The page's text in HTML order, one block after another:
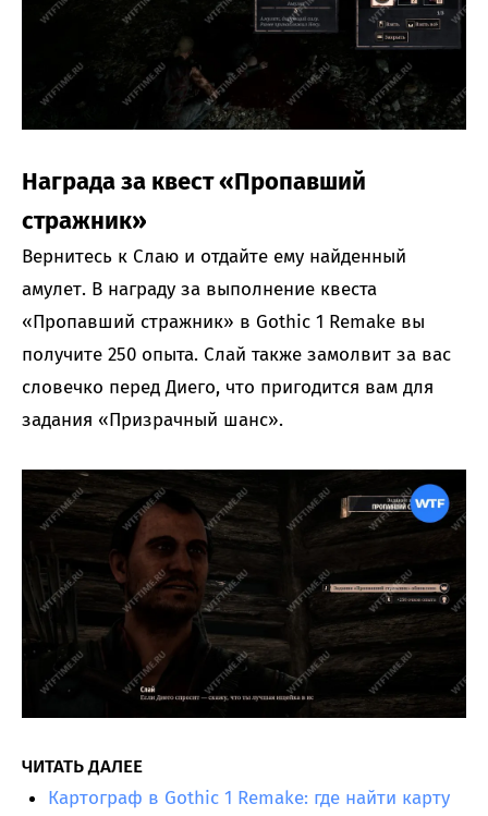
Награда за квест «Пропавший
стражник»
Вернитесь к Слаю и отдайте ему найденный
амулет. В награду за выполнение квеста
«Пропавший стражник» в Gothic 1 Remake вы
получите 250 опыта. Слай также замолвит за вас
словечко перед Диего, что пригодится вам для
задания «Призрачный шанс».
ЧИТАТЬ ДАЛЕЕ
Картограф в Gothic 1 Remake: где найти карту